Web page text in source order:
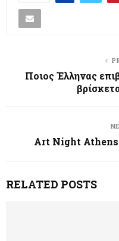
Ποιος Έλληνας
Art Night Athens
RELATED POSTS